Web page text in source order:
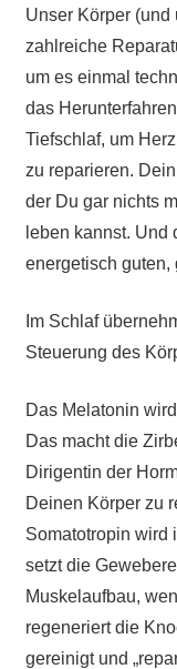
Unser Körper (und
zahlreiche
um es einmal
das
Tiefschlaf, um
zu reparieren.
der Du gar nichts
leben kannst. Und
energetisch guten,
Im Schlaf
Steuerung des
Das Melatonin
Das macht die
Dirigentin der
Deinen Körper zu
Somatotropin wird
setzt die
Muskelaufbau,
regeneriert die
gereinigt und